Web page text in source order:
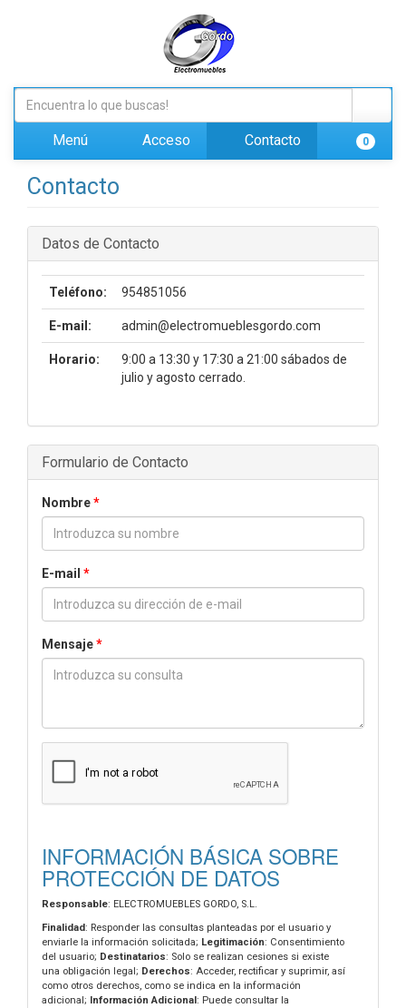
Menú Acceso Contacto 0
Contacto
Datos de Contacto
Teléfono: 954851056
E-mail: admin@electromueblesgordo.com
Horario:
9:00 a 13:30 y 17:30 a 21:00 sábados de
julio y agosto cerrado.
Formulario de Contacto
Nombre*
E-mail *
Mensaje*
INFORMACIÓN BÁSICA SOBRE
PROTECCIÓN DE DATOS
Responsable: ELECTROMUEBLES GORDO, S.L.
Finalidad: Responder las consultas planteadas por el usuario y
enviarle la información solicitada; Legitimación: Consentimiento
del usuario; Destinatarios: Solo se realizan cesiones si existe
una obligación legal; Derechos: Acceder, rectificar y suprimir, así
como otros derechos, como se indica en la información
adicional; Información Adicional: Puede consultar la